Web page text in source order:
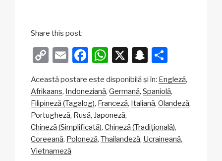
Share this post:
C
p
y
Li
n
k
E
ail
F
c
e
b
o
W
at
s
A
p
X
S
a
p
h
ta
je
ă
Această postare este disponibilă și în: Engleză
Afrikaans Indoneziană Germană Spaniolă
Filipineză (Tagalog) Franceză Italiană Olandeză
Portugheză Rusă Japoneză
Chineză (Simplificată) Chineză (Tradițională)
Coreeană Poloneză Thailandeză Ucraineană
Vietnameză